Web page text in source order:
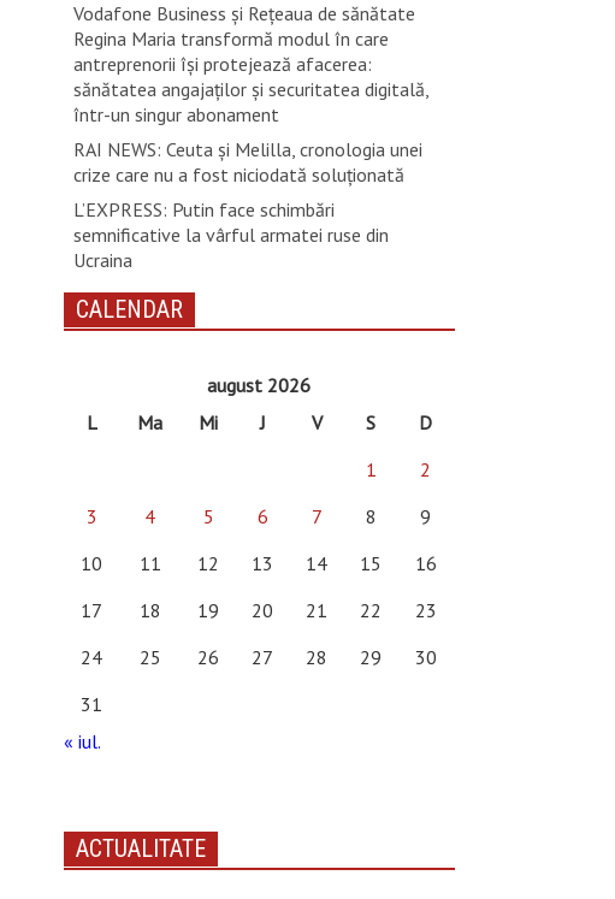
Vodafone Business și Rețeaua de sănătate
Regina Maria transformă modul în care
antreprenorii își protejează afacerea:
sănătatea angajaților și securitatea digitală,
într-un singur abonament
RAI NEWS: Ceuta și Melilla, cronologia unei
crize care nu a fost niciodată soluționată
L’EXPRESS: Putin face schimbări
semnificative la vârful armatei ruse din
Ucraina
CALENDAR
august 2026
L
Ma Mi J V S
D
1
2
3
4 5 6 7 8
9
10
11 12 13 14 15
16
17
18 19 20 21 22
23
24
25 26 27 28 29
30
31
« iul.
ACTUALITATE